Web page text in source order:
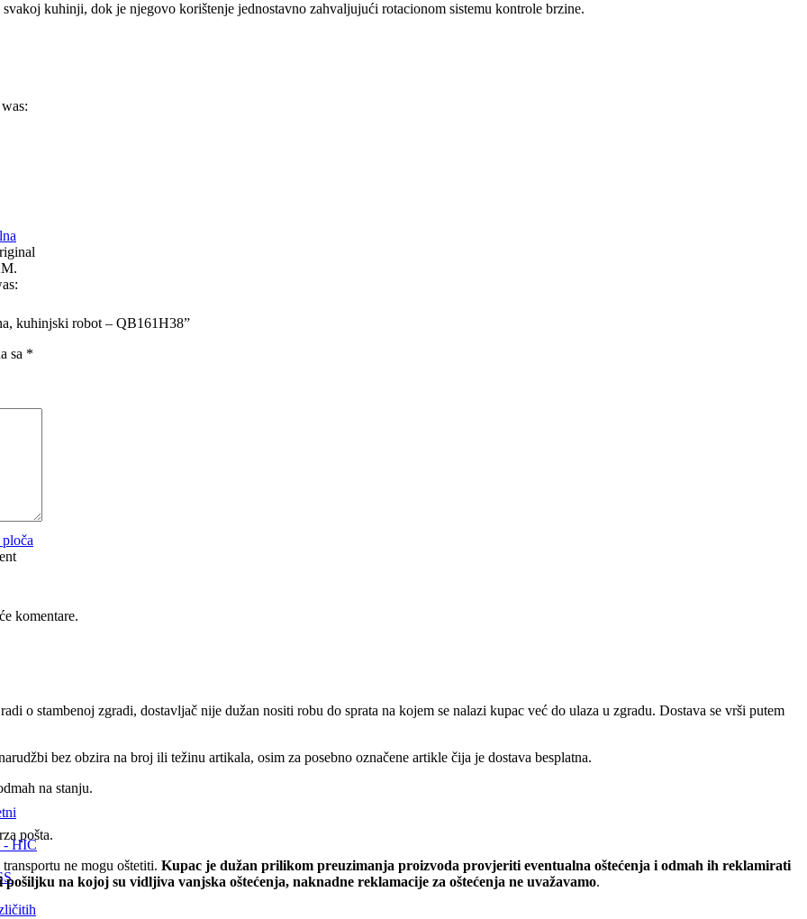
- HIC
kuhinji, dok je njegovo korištenje jednostavno zahvaljujući rotacionom sistemu kontrole brzine.
kuhinjski robot – QB161H38”
sa *
komentare.
o stambenoj zgradi, dostavljač nije dužan nositi robu do sprata na kojem se nalazi kupac već do ulaza u zgradu. Dostava se vrši putem
bez obzira na broj ili težinu artikala, osim za posebno označene artikle čija je dostava besplatna.
na stanju.
pošta.
ne mogu oštetiti. Kupac je dužan prilikom preuzimanja proizvoda provjeriti eventualna oštećenja i odmah ih reklamirati
na kojoj su vidljiva vanjska oštećenja, naknadne reklamacije za oštećenja ne uvažavamo.